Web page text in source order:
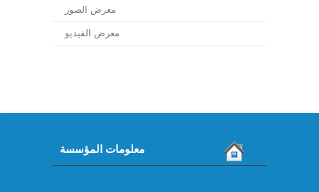
معرض الصور
معرض الفيديو
معلومات المؤسسة